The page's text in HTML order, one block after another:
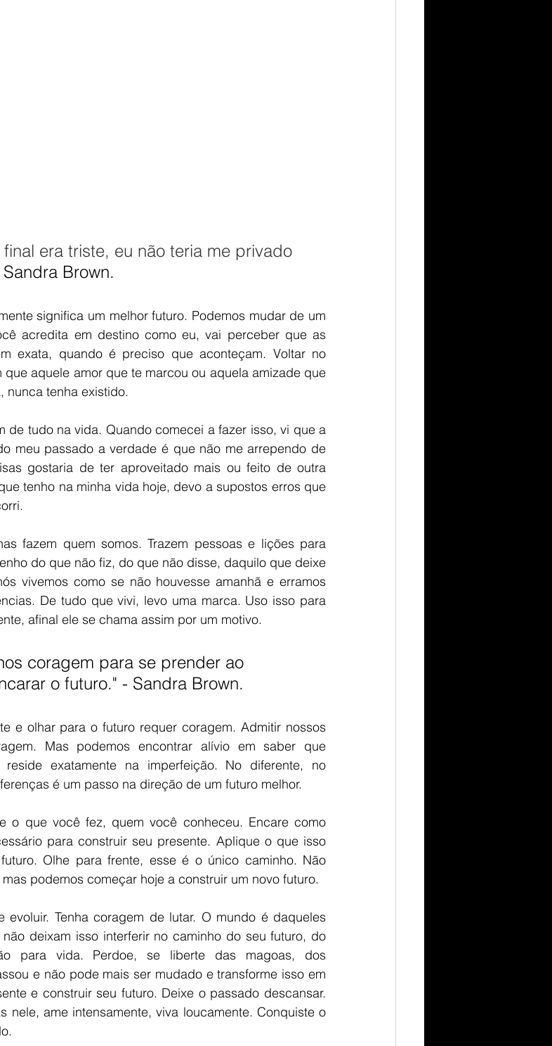
era triste, eu não teria me privado
Sandra Brown.
significa um melhor futuro. Podemos mudar de um
acredita em destino como eu, vai perceber que as
exata, quando é preciso que aconteçam. Voltar no
aquele amor que te marcou ou aquela amizade que
nunca tenha existido.
de tudo na vida. Quando comecei a fazer isso, vi que a
meu passado a verdade é que não me arrependo de
gostaria de ter aproveitado mais ou feito de outra
tenho na minha vida hoje, devo a supostos erros que
fazem quem somos. Trazem pessoas e lições para
do que não fiz, do que não disse, daquilo que deixe
vivemos como se não houvesse amanhã e erramos
De tudo que vivi, levo uma marca. Uso isso para
afinal ele se chama assim por um motivo.
coragem para se prender ao
o futuro." - Sandra Brown.
e olhar para o futuro requer coragem. Admitir nossos
Mas podemos encontrar alívio em saber que
exatamente na imperfeição. No diferente, no
é um passo na direção de um futuro melhor.
o que você fez, quem você conheceu. Encare como
para construir seu presente. Aplique o que isso
Olhe para frente, esse é o único caminho. Não
podemos começar hoje a construir um novo futuro.
evoluir. Tenha coragem de lutar. O mundo é daqueles
deixam isso interferir no caminho do seu futuro, do
para vida. Perdoe, se liberte das magoas, dos
e não pode mais ser mudado e transforme isso em
e construir seu futuro. Deixe o passado descansar.
nele, ame intensamente, viva loucamente. Conquiste o